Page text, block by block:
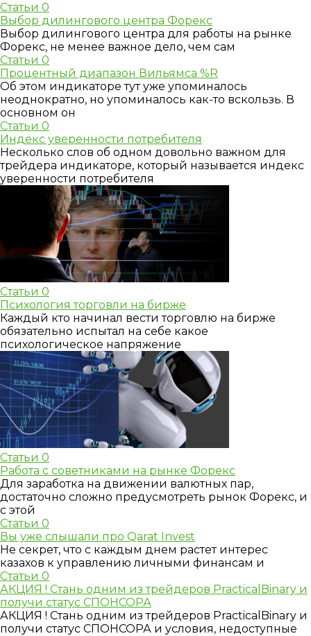
Статьи 0
Выбор дилингового центра Форекс
Выбор дилингового центра для работы на рынке
Форекс, не менее важное дело, чем сам
Статьи 0
Процентный диапазон Вильямса %R
Об этом индикаторе тут уже упоминалось
неоднократно, но упоминалось как-то вскользь. В
основном он
Статьи 0
Индекс уверенности потребителя
Несколько слов об одном довольно важном для
трейдера индикаторе, который называется индекс
уверенности потребителя
Статьи 0
Психология торговли на бирже
Каждый кто начинал вести торговлю на бирже
обязательно испытал на себе какое
психологическое напряжение
Статьи 0
Работа с советниками на рынке Форекс
Для заработка на движении валютных пар,
достаточно сложно предусмотреть рынок Форекс, и
с этой
Статьи 0
Вы уже слышали про Qarat Invest
Не секрет, что с каждым днем растет интерес
казахов к управлению личными финансам и
Статьи 0
АКЦИЯ ! Стань одним из трейдеров PracticalBinary и
получи статус СПОНСОРА
АКЦИЯ ! Стань одним из трейдеров PracticalBinary и
получи статус СПОНСОРА и условия, недоступные